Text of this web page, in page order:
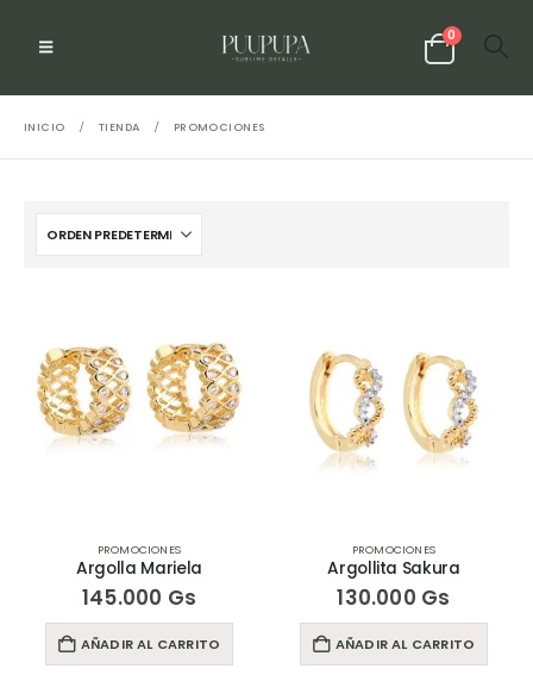
0
INICIO TIENDA PROMOCIONES
PROMOCIONES
Argolla Mariela
145.000 Gs
AÑADIR AL CARRITO
PROMOCIONES
Argollita Sakura
130.000 Gs
AÑADIR AL CARRITO